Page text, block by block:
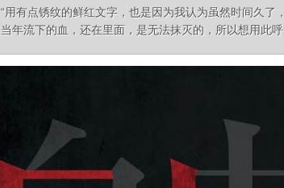
“用有点锈纹的鲜红文字，也是因为我认为虽然时间久了
当年流下的血，还在里面，是无法抹灭的，所以想用此